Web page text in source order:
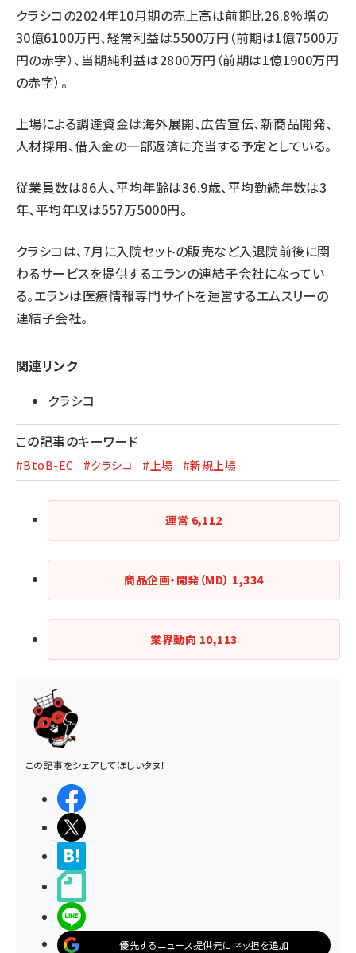
クラシコの2024年10月期の売上高は前期比26.8%増の
30億6100万円、経常利益は5500万円（前期は1億7500万
円の赤字）、当期純利益は2800万円（前期は1億1900万円
の赤字）。
上場による調達資金は海外展開、広告宣伝、新商品開発、
人材採用、借入金の一部返済に充当する予定としている。
従業員数は86人、平均年齢は36.9歳、平均勤続年数は3
年、平均年収は557万5000円。
クラシコは、7月に入院セットの販売など入退院前後に関
わるサービスを提供するエランの連結子会社になってい
る。エランは医療情報専門サイトを運営するエムスリーの
連結子会社。
関連リンク
クラシコ
この記事のキーワード
#BtoB-EC #クラシコ #上場 #新規上場
運営 6,112
商品企画・開発（MD） 1,334
業界動向 10,113
この記事をシェアしてほしいタヌ！
優先するニュース提供元にネッ担を追加